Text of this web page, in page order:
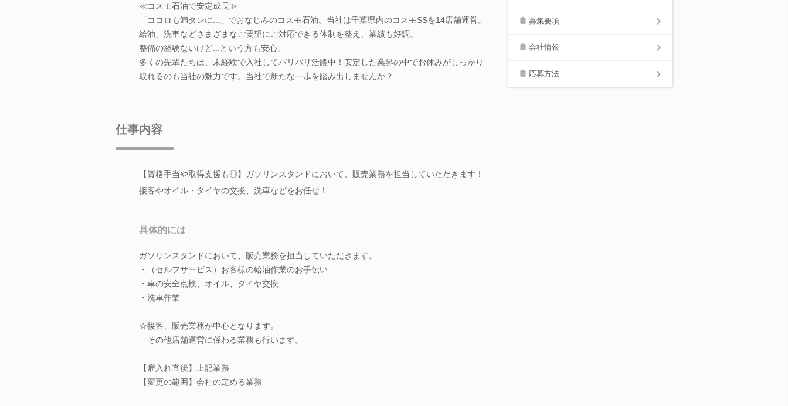
≪コスモ石油で安定成長≫
「ココロも満タンに...」でおなじみのコスモ石油。当社は千葉県内のコスモSSを14店舗運営。
給油、洗車などさまざまなご要望にご対応できる体制を整え、業績も好調。
整備の経験ないけど...という方も安心。
多くの先輩たちは、未経験で入社してバリバリ活躍中！安定した業界の中でお休みがしっかり
取れるのも当社の魅力です。当社で新たな一歩を踏み出しませんか？
仕事内容
【資格手当や取得支援も◎】ガソリンスタンドにおいて、販売業務を担当していただきます！
接客やオイル・タイヤの交換、洗車などをお任せ！
具体的には
ガソリンスタンドにおいて、販売業務を担当していただきます。
・（セルフサービス）お客様の給油作業のお手伝い
・車の安全点検、オイル、タイヤ交換
・洗車作業
☆接客、販売業務が中心となります。
その他店舗運営に係わる業務も行います。
【雇入れ直後】上記業務
【変更の範囲】会社の定める業務
募集要項
会社情報
応募方法